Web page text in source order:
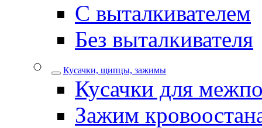
С выталкивателем
Без выталкивателя
Кусачки, щипцы, зажимы
Кусачки для
Зажим